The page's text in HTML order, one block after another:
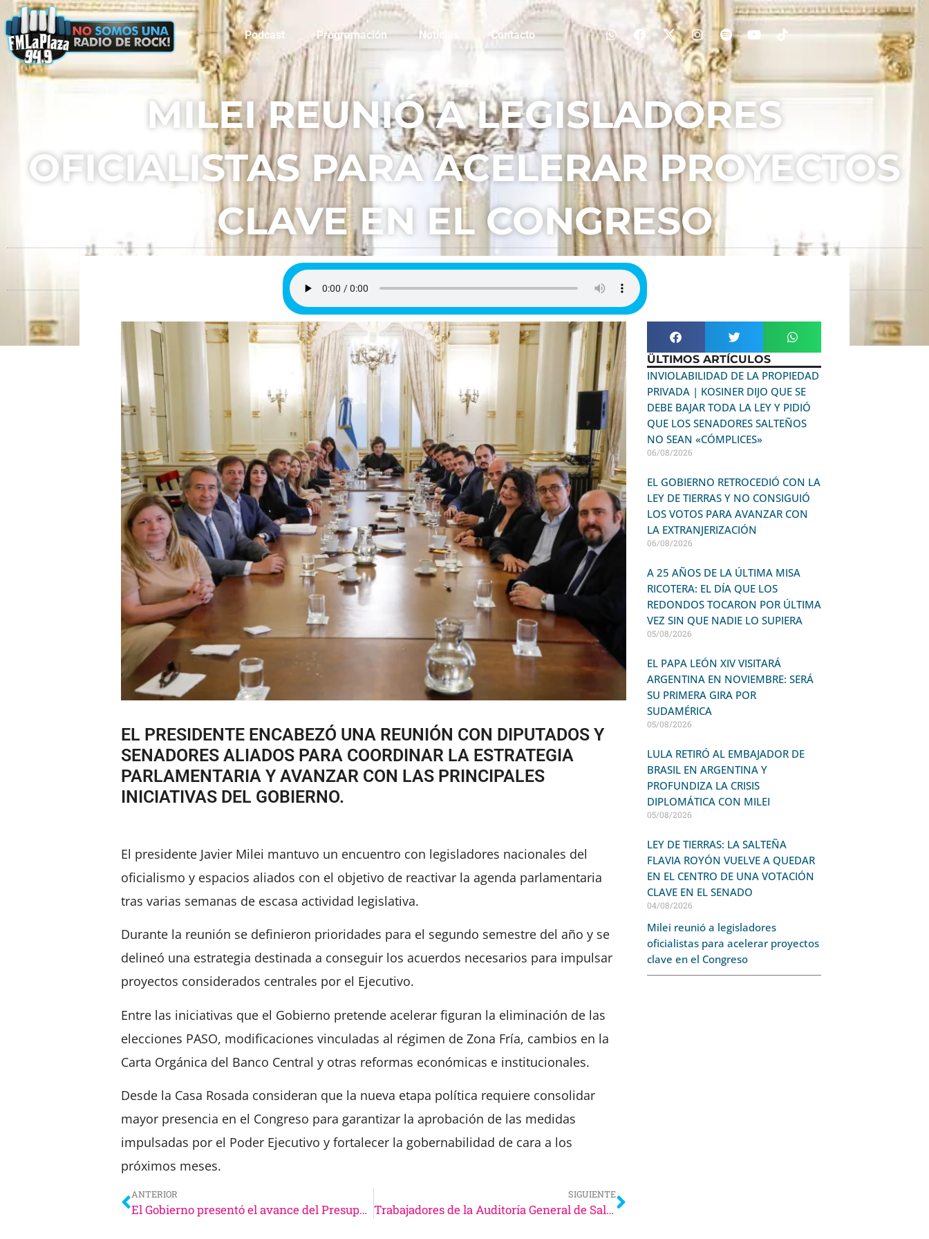
Podcast Programación Noticias Contacto
MILEI REUNIÓ A LEGISLADORES
OFICIALISTAS PARA ACELERAR PROYECTOS
CLAVE EN EL CONGRESO
FM La Plaza julio 2, 2026
EL PRESIDENTE ENCABEZÓ UNA REUNIÓN CON DIPUTADOS Y
SENADORES ALIADOS PARA COORDINAR LA ESTRATEGIA
PARLAMENTARIA Y AVANZAR CON LAS PRINCIPALES
INICIATIVAS DEL GOBIERNO.
El presidente Javier Milei mantuvo un encuentro con legisladores nacionales del
oficialismo y espacios aliados con el objetivo de reactivar la agenda parlamentaria
tras varias semanas de escasa actividad legislativa.
Durante la reunión se definieron prioridades para el segundo semestre del año y se
delineó una estrategia destinada a conseguir los acuerdos necesarios para impulsar
proyectos considerados centrales por el Ejecutivo.
Entre las iniciativas que el Gobierno pretende acelerar figuran la eliminación de las
elecciones PASO, modificaciones vinculadas al régimen de Zona Fría, cambios en la
Carta Orgánica del Banco Central y otras reformas económicas e institucionales.
Desde la Casa Rosada consideran que la nueva etapa política requiere consolidar
mayor presencia en el Congreso para garantizar la aprobación de las medidas
impulsadas por el Poder Ejecutivo y fortalecer la gobernabilidad de cara a los
próximos meses.
ANTERIOR
El Gobierno presentó el avance del Presupuesto 2027 con una proyección de menor inflación y mejora del poder adquisitivo
SIGUIENTE
Trabajadores de la Auditoría General de Salta expresaron su rechazo al posible regreso de Gustavo Ferraris
ÜLTIMOS ARTÍCULOS
INVIOLABILIDAD DE LA PROPIEDAD
PRIVADA | KOSINER DIJO QUE SE
DEBE BAJAR TODA LA LEY Y PIDIÓ
QUE LOS SENADORES SALTEÑOS
NO SEAN «CÓMPLICES»
06/08/2026
EL GOBIERNO RETROCEDIÓ CON LA
LEY DE TIERRAS Y NO CONSIGUIÓ
LOS VOTOS PARA AVANZAR CON
LA EXTRANJERIZACIÓN
06/08/2026
A 25 AÑOS DE LA ÚLTIMA MISA
RICOTERA: EL DÍA QUE LOS
REDONDOS TOCARON POR ÚLTIMA
VEZ SIN QUE NADIE LO SUPIERA
05/08/2026
EL PAPA LEÓN XIV VISITARÁ
ARGENTINA EN NOVIEMBRE: SERÁ
SU PRIMERA GIRA POR
SUDAMÉRICA
05/08/2026
LULA RETIRÓ AL EMBAJADOR DE
BRASIL EN ARGENTINA Y
PROFUNDIZA LA CRISIS
DIPLOMÁTICA CON MILEI
05/08/2026
LEY DE TIERRAS: LA SALTEÑA
FLAVIA ROYÓN VUELVE A QUEDAR
EN EL CENTRO DE UNA VOTACIÓN
CLAVE EN EL SENADO
04/08/2026
Milei reunió a legisladores
oficialistas para acelerar proyectos
clave en el Congreso